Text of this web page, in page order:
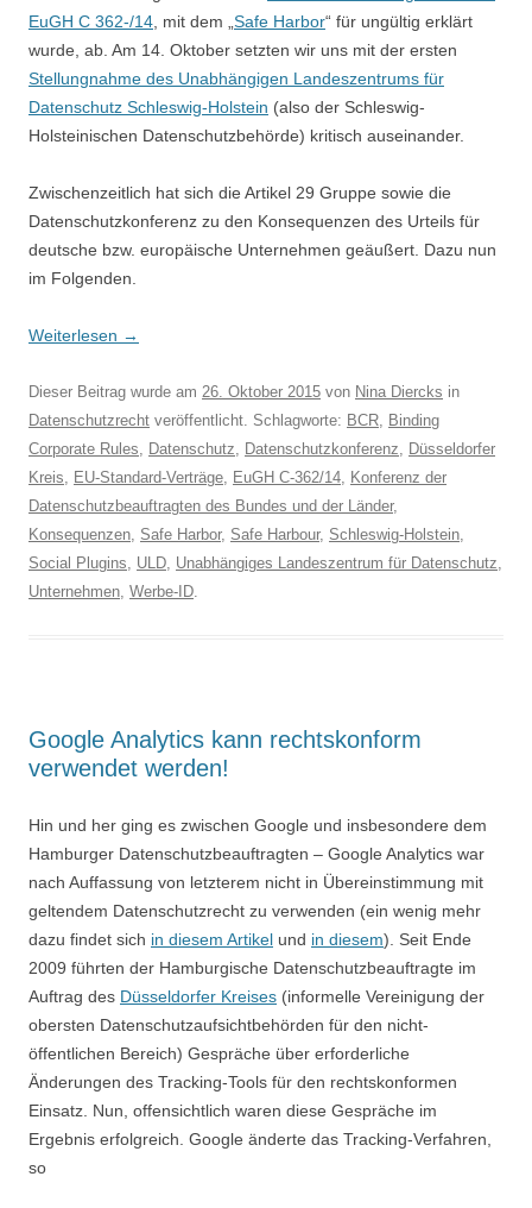
EuGH C 362-/14 , mit dem „ Safe Harbor“ für ungültig erklärt
wurde, ab. Am 14. Oktober setzten wir uns mit der ersten
Stellungnahme des Unabhängigen Landeszentrums für
Datenschutz Schleswig-Holstein (also der Schleswig-
Holsteinischen Datenschutzbehörde) kritisch auseinander.
Zwischenzeitlich hat sich die Artikel 29 Gruppe sowie die
Datenschutzkonferenz zu den Konsequenzen des Urteils für
deutsche bzw. europäische Unternehmen geäußert. Dazu nun
im Folgenden.
Weiterlesen →
Dieser Beitrag wurde am 26. Oktober 2015 von Nina Diercks in
Datenschutzrecht veröffentlicht. Schlagworte: BCR, Binding
Corporate Rules, Datenschutz, Datenschutzkonferenz, Düsseldorfer
Kreis, EU-Standard-Verträge, EuGH C-362/14, Konferenz der
Datenschutzbeauftragten des Bundes und der Länder,
Konsequenzen, Safe Harbor, Safe Harbour, Schleswig-Holstein,
Social Plugins, ULD, Unabhängiges Landeszentrum für Datenschutz,
Unternehmen, Werbe-ID.
Google Analytics kann rechtskonform
verwendet werden!
Hin und her ging es zwischen Google und insbesondere dem
Hamburger Datenschutzbeauftragten – Google Analytics war
nach Auffassung von letzterem nicht in Übereinstimmung mit
geltendem Datenschutzrecht zu verwenden (ein wenig mehr
dazu findet sich in diesem Artikel und in diesem). Seit Ende
2009 führten der Hamburgische Datenschutzbeauftragte im
Auftrag des Düsseldorfer Kreises (informelle Vereinigung der
obersten Datenschutzaufsichtbehörden für den nicht-
öffentlichen Bereich) Gespräche über erforderliche
Änderungen des Tracking-Tools für den rechtskonformen
Einsatz. Nun, offensichtlich waren diese Gespräche im
Ergebnis erfolgreich. Google änderte das Tracking-Verfahren,
so